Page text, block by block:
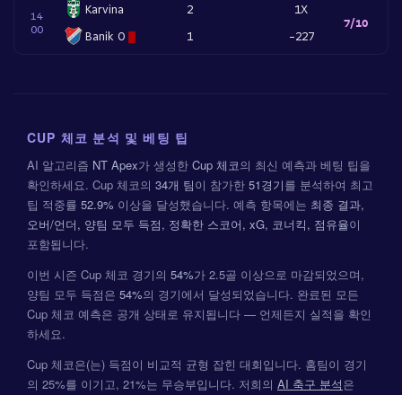
14
00
Karvina
Banik O
2
1
1X
-227
7/10
CUP 체코 분석 및 베팅 팁
AI 알고리즘 NT Apex가 생성한 Cup 체코의 최신 예측과 베팅 팁을
확인하세요. Cup 체코의 34개 팀이 참가한 51경기를 분석하여 최고
팁 적중률 52.9% 이상을 달성했습니다. 예측 항목에는 최종 결과,
오버/언더, 양팀 모두 득점, 정확한 스코어, xG, 코너킥, 점유율이
포함됩니다.
이번 시즌 Cup 체코 경기의 54%가 2.5골 이상으로 마감되었으며,
양팀 모두 득점은 54%의 경기에서 달성되었습니다. 완료된 모든
Cup 체코 예측은 공개 상태로 유지됩니다 — 언제든지 실적을 확인
하세요.
Cup 체코은(는) 득점이 비교적 균형 잡힌 대회입니다. 홈팀이 경기
의 25%를 이기고, 21%는 무승부입니다. 저희의 AI 축구 분석은